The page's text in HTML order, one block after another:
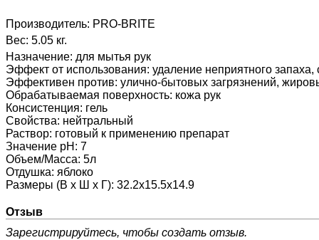
Производитель: PRO-BRITE
Вес: 5.05 кг.
Назначение: для мытья рук
Эффект от использования: удаление неприятного запаха,
Эффективен против: улично-бытовых загрязнений,
Обрабатываемая поверхность: кожа рук
Консистенция: гель
Свойства: нейтральный
Раствор: готовый к применению препарат
Значение pH : 7
Объем/Масса: 5л
Отдушка: яблоко
Размеры (В х Ш х Г): 32.2x15.5x14.9
Отзыв
Зарегистрируйтесь, чтобы создать отзыв.